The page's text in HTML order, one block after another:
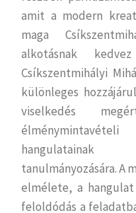
amit a modern
maga
alkotásnak
Csíkszentmihályi
különleges
viselkedés
tanulmányozására. A
elmélete, a
feloldódás a